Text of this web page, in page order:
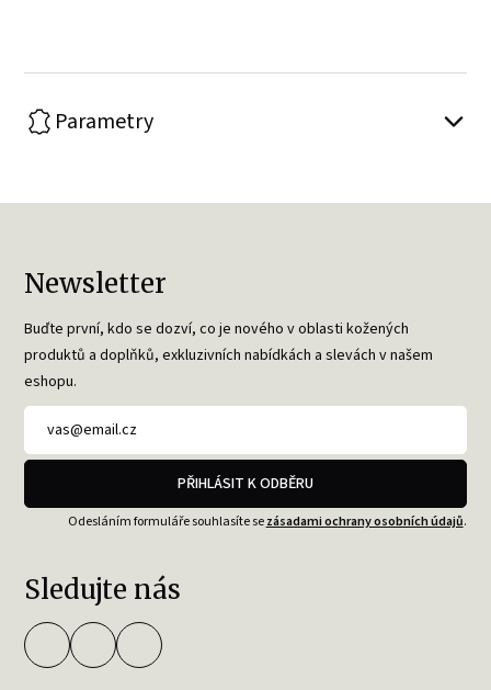
Parametry
Newsletter
Buďte první, kdo se dozví, co je nového v oblasti kožených
produktů a doplňků, exkluzivních nabídkách a slevách v našem
eshopu.
PŘIHLÁSIT K ODBĚRU
Odesláním formuláře souhlasíte sezásadami ochrany osobních údajů.
Sledujte nás